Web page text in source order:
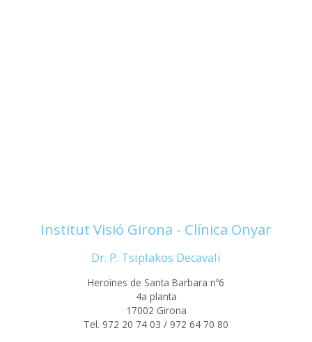
Institut Visió Girona - Clínica Onyar
Dr. P. Tsiplakos Decavali
Heroïnes de Santa Barbara nº6
4a planta
17002 Girona
Tel. 972 20 74 03 / 972 64 70 80